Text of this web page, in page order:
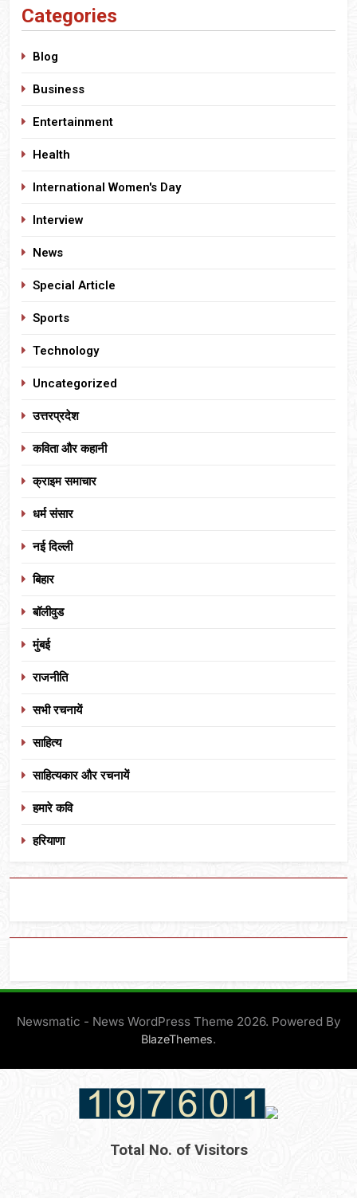
Categories
Blog
Business
Entertainment
Health
International Women's Day
Interview
News
Special Article
Sports
Technology
Uncategorized
उत्तरप्रदेश
कविता और कहानी
क्राइम समाचार
धर्म संसार
नई दिल्ली
बिहार
बॉलीवुड
मुंबई
राजनीति
सभी रचनायें
साहित्य
साहित्यकार और रचनायें
हमारे कवि
हरियाणा
Newsmatic - News WordPress Theme 2026. Powered By
BlazeThemes.
Total No. of Visitors